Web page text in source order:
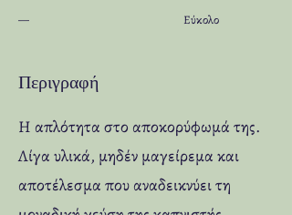
— Εύκολο
Περιγραφή
Η απλότητα στο αποκορύφωμά της.
Λίγα υλικά, μηδέν μαγείρεμα και
αποτέλεσμα που αναδεικνύει τη